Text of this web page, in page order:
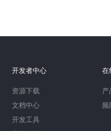
开发者中心
资源下载
文档中心
开发工具
在
频